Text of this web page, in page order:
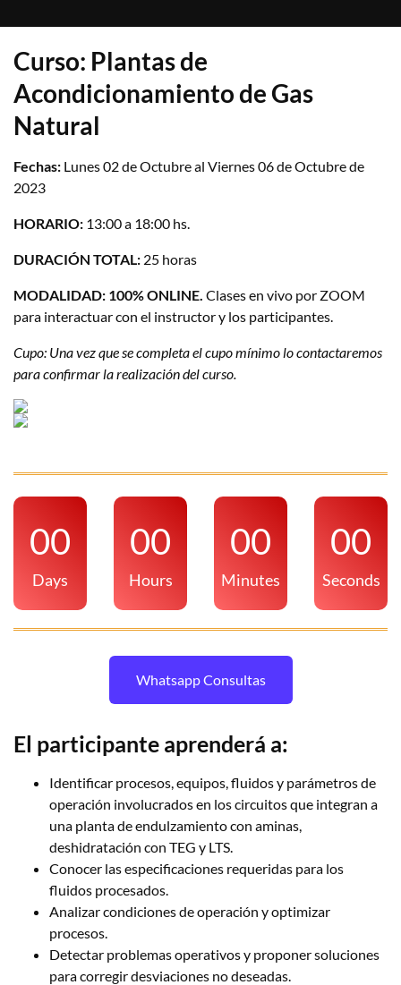
Curso: Plantas de
Acondicionamiento de Gas
Natural
Fechas: Lunes 02 de Octubre al Viernes 06 de Octubre de
2023
HORARIO: 13:00 a 18:00 hs.
DURACIÓN TOTAL: 25 horas
MODALIDAD: 100% ONLINE. Clases en vivo por ZOOM
para interactuar con el instructor y los participantes.
Cupo: Una vez que se completa el cupo mínimo lo contactaremos
para confirmar la realización del curso.
00
Days
00
Hours
00
Minutes
00
Seconds
Whatsapp Consultas
El participante aprenderá a:
Identificar procesos, equipos, fluidos y parámetros de
operación involucrados en los circuitos que integran a
una planta de endulzamiento con aminas,
deshidratación con TEG y LTS.
Conocer las especificaciones requeridas para los
fluidos procesados.
Analizar condiciones de operación y optimizar
procesos.
Detectar problemas operativos y proponer soluciones
para corregir desviaciones no deseadas.